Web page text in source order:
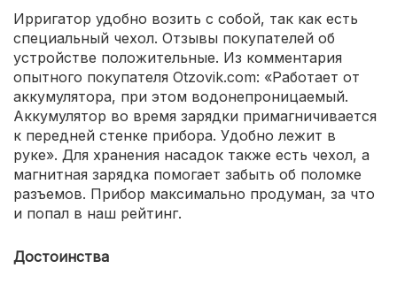
Ирригатор удобно возить с собой, так как есть
специальный чехол. Отзывы покупателей об
устройстве положительные. Из комментария
опытного покупателя Otzovik.com: «Работает от
аккумулятора, при этом водонепроницаемый.
Аккумулятор во время зарядки примагничивается
к передней стенке прибора. Удобно лежит в
руке». Для хранения насадок также есть чехол, а
магнитная зарядка помогает забыть об поломке
разъемов. Прибор максимально продуман, за что
и попал в наш рейтинг.
Достоинства